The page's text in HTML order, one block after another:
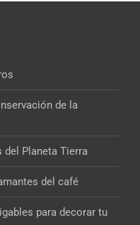
de la
del Planeta Tierra
del café
para decorar tu